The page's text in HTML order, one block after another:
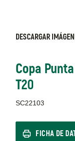
DESCARGAR
Copa
T20
SC22103
FICHA DE